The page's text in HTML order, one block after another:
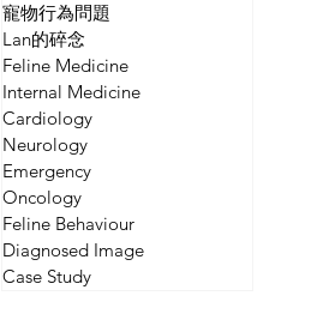
寵物行為問題
Lan的碎念
Feline Medicine
Internal Medicine
Cardiology
Neurology
Emergency
Oncology
Feline Behaviour
Diagnosed Image
Case Study